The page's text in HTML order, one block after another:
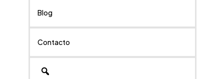
Blog
Contacto